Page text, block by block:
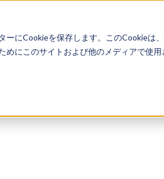
ーにCookieを保存します。このCookieは
めにこのサイトおよび他のメディアで使
About